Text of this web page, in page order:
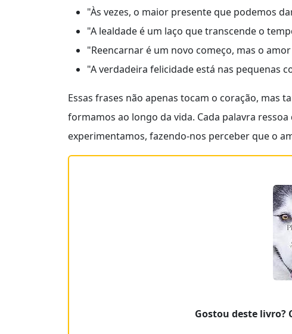
"Às vezes, o maior presente que podemos
"A lealdade é um laço que transcende o
"Reencarnar é um novo começo, mas o
"A verdadeira felicidade está nas pequenas
Essas frases não apenas tocam o coração, mas
formamos ao longo da vida. Cada palavra
experimentamos, fazendo-nos perceber que o
Gostou deste livro?